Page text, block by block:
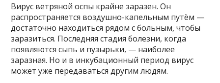
Вирус ветряной оспы крайне заразен. Он
распространяется воздушно-капельным путём —
достаточно находиться рядом с больным, чтобы
заразиться. Последняя стадия болезни, когда
появляются сыпь и пузырьки, — наиболее
заразная. Но и в инкубационный период вирус
может уже передаваться другим людям.